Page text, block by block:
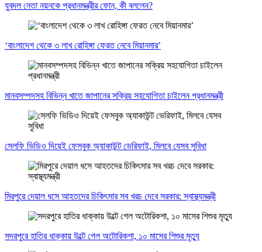
যুবদল নেতা নয়নকে প্রধানমন্ত্রীর ফোন, কী বললেন?
‘বাংলাদেশ থেকে ৩ লাখ রোহিঙ্গা ফেরত নেবে মিয়ানমার’
মানবসম্পদসহ বিভিন্ন খাতে জাপানের সক্রিয় সহযোগিতা চাইলেন প্রধানমন্ত্রী
সেলফি ভিডিও দিয়েই ফেসবুক অ্যাকাউন্ট ভেরিফাই, মিলবে যেসব সুবিধা
মিরপুরে দেয়াল ধসে আহতদের চিকিৎসার সব খরচ দেবে সরকার: স্বাস্থ্যমন্ত্রী
সদরপুরে হাতির ধাক্কায় উল্টে গেল অটোরিকশা, ১০ মাসের শিশুর মৃত্যু